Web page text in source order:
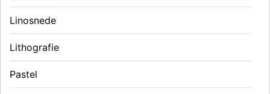
Linosnede
Lithografie
Pastel